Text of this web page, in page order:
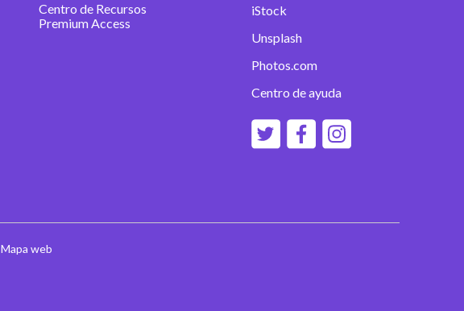
Centro de Recursos
Premium Access
iStock
Unsplash
Photos.com
Centro de ayuda
Mapa web